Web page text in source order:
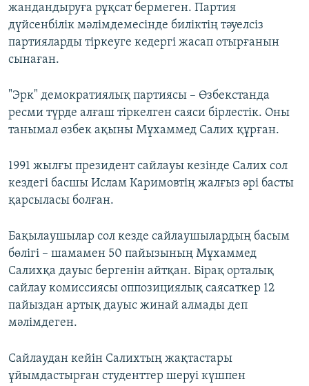
жандандыруға рұқсат бермеген. Партия
дүйсенбілік мәлімдемесінде биліктің тәуелсіз
партияларды тіркеуге кедергі жасап отырғанын
сынаған.
"Эрк" демократиялық партиясы – Өзбекстанда
ресми түрде алғаш тіркелген саяси бірлестік. Оны
танымал өзбек ақыны Мұхаммед Салих құрған.
1991 жылғы президент сайлауы кезінде Салих сол
кездегі басшы Ислам Каримовтің жалғыз әрі басты
қарсыласы болған.
Бақылаушылар сол кезде сайлаушылардың басым
бөлігі – шамамен 50 пайызының Мұхаммед
Салихқа дауыс бергенін айтқан. Бірақ орталық
сайлау комиссиясы оппозициялық саясаткер 12
пайыздан артық дауыс жинай алмады деп
мәлімдеген.
Сайлаудан кейін Салихтың жақтастары
ұйымдастырған студенттер шеруі күшпен